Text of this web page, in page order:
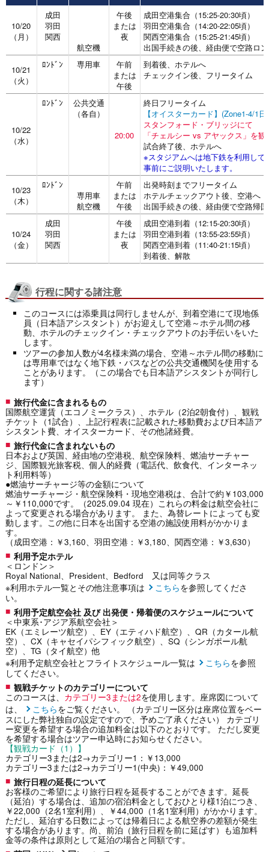
10/20
（月）
成田
羽田
関西
航空機
午後
または
夜
成田空港集合（15:25-20:30頃）
羽田空港集合（14:20-22:05頃）
関西空港集合（15:25-21:45頃）
出国手続きの後、経由便で空路ロ
10/21
（火）
ﾛﾝﾄﾞﾝ 専用車
午前
または
午後
到着後、ホテルへ
チェックイン後、フリータイム
10/22
（水）
ﾛﾝﾄﾞﾝ
公共交通
（各自）
20:00
終日フリータイム
【オイスターカード】(Zone1-4/1
スタンフォード・ブリッジにて
「チェルシー vs アヤックス」を観
試合終了後、ホテルへ
※スタジアムへは地下鉄を利用し
事前にご説明いたします。
10/23
（木）
ﾛﾝﾄﾞﾝ
専用車
航空機
午前
または
午後
出発時刻までフリータイム
ホテルチェックアウト後、空港へ
出国手続きの後、経由便で空路帰
10/24
（金）
成田
羽田
関西
午後
または
夜
成田空港到着（12:15-20:30頃）
羽田空港到着（13:55-23:55頃）
関西空港到着（11:40-21:15頃）
到着後、解散
行程に関する諸注意
このコースには添乗員は同行しませんが、到着空港にて現地係
員（日本語アシスタント）がお迎えして空港～ホテル間の移
動、ホテルのチェックイン・チェックアウトのお手伝いをいた
します。
ツアーの参加人数が4名様未満の場合、空港～ホテル間の移動に
は専用車ではなく地下鉄・バスなどの公共交通機関を使用する
ことがあります。（この場合でも日本語アシスタントが同行し
ます）
旅行代金に含まれるもの
国際航空運賃（エコノミークラス）、ホテル（2泊2朝食付）、観戦
チケット（1試合）、上記行程表に記載された移動費および日本語ア
シスタント費、オイスターカード、その他諸経費。
旅行代金に含まれないもの
日本および英国、経由地の空港税、航空保険料、燃油サーチャー
ジ、国際観光旅客税、個人的経費（電話代、飲食代、インターネッ
ト利用料等）
●燃油サーチャージ等の金額について
燃油サーチャージ・航空保険料・現地空港税は、合計で約￥103,000
～￥110,000です。（2025.09.04 現在）これらの料金は航空会社に
よって変更される場合があります。 また、為替レートによっても変
動します。この他に日本を出国する空港の施設使用料がかかりま
す。
（成田空港：￥3,160、羽田空港：￥3,180、関西空港：￥3,630）
利用予定ホテル
＜ロンドン＞
Royal National、President、Bedford 又は同等クラス
※利用ホテル一覧とその他注意事項は
こちらを参照してくださ
い。
利用予定航空会社 及び 出発便・帰着便のスケジュールについて
＜中東系･アジア系航空会社＞
EK（エミレーツ航空）、EY（エティハド航空）、QR（カタール航
空）、CX（キャセイパシフィック航空）、SQ（シンガポール航
空）、TG（タイ航空）他
※利用予定航空会社とフライトスケジュール一覧は
こちらを参照
してください。
観戦チケットのカテゴリーについて
このコースは、 カテゴリー3または2を使用します。座席図について
は、
こちらをご覧ください。 （カテゴリー区分は座席位置をベー
スにした弊社独自の設定ですので、予めご了承ください） カテゴリ
ー変更を希望する場合の追加料金は以下のとおりです。 ただし変更
を希望する場合はツアー申込時にお知らせください。
【観戦カード（1）】
カテゴリー3または2→カテゴリー1：￥13,000
カテゴリー3または2→カテゴリー1(中央)：￥49,000
旅行日程の延長について
お客様のご希望により旅行日程を延長することができます。延長
（延泊）する場合は、追加の宿泊料金としておひとり様1泊につき、
￥22,000（2名1室利用）、￥44,000（1名1室利用）がかかります。
ただし、延泊する日数によっては帰着日による航空券の差額が発生
する場合があります。尚、前泊（旅行日程を前に延ばす）も追加料
金等の条件は原則として延泊の場合と同額です。